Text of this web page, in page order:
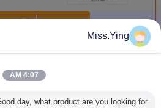
استمر
أكثرمنخفض الطاقة الملف اللولبي
Miss.Ying
4:07 AM
day, what product are you looking for?